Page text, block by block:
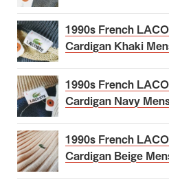
1990s French
Cardigan Khaki
1990s French
Cardigan Navy
1990s French
Cardigan Beige